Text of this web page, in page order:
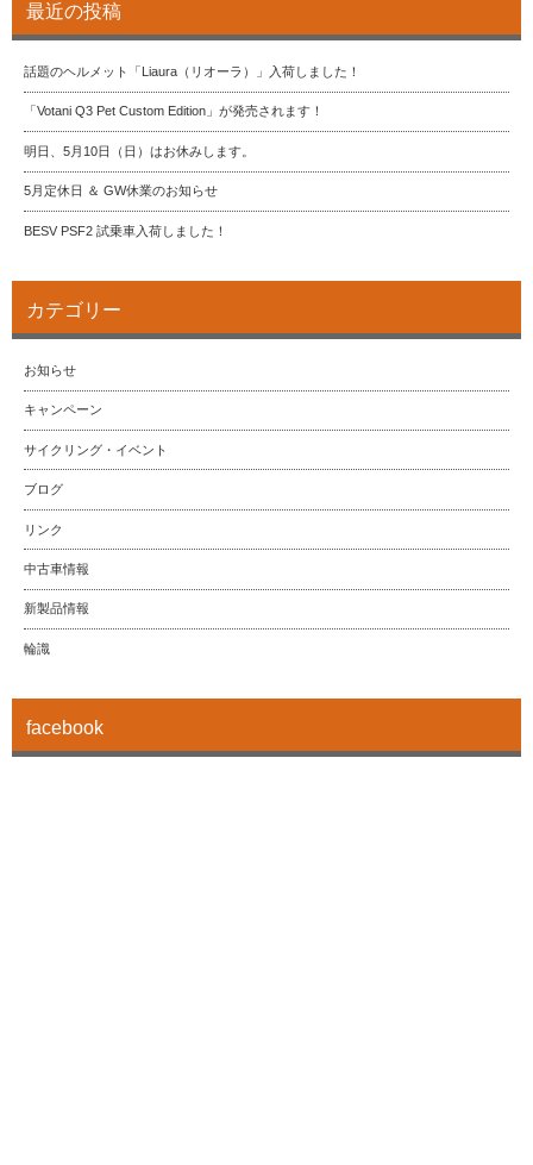
最近の投稿
話題のヘルメット「Liaura（リオーラ）」入荷しました！
「Votani Q3 Pet Custom Edition」が発売されます！
明日、5月10日（日）はお休みします。
5月定休日 ＆ GW休業のお知らせ
BESV PSF2 試乗車入荷しました！
カテゴリー
お知らせ
キャンペーン
サイクリング・イベント
ブログ
リンク
中古車情報
新製品情報
輪識
facebook